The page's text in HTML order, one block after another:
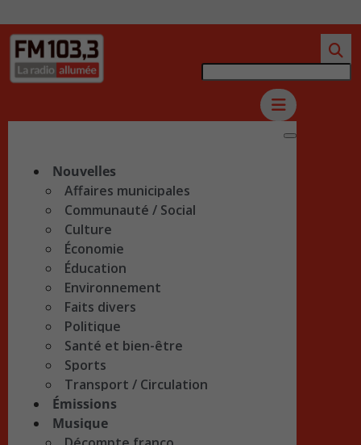
Nouvelles
Affaires municipales
Communauté / Social
Culture
Économie
Éducation
Environnement
Faits divers
Politique
Santé et bien-être
Sports
Transport / Circulation
Émissions
Musique